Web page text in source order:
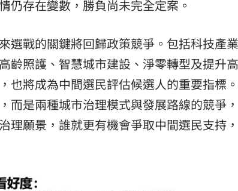
仍存在變數，勝負尚未完全定案。
選戰的關鍵將回歸政策競爭。包括科技產
齡照護、智慧城市建設、淨零轉型及提升
也將成為中間選民評估候選人的重要指標
而是兩種城市治理模式與發展路線的競爭
理願景，誰就更有機會爭取中間選民支持